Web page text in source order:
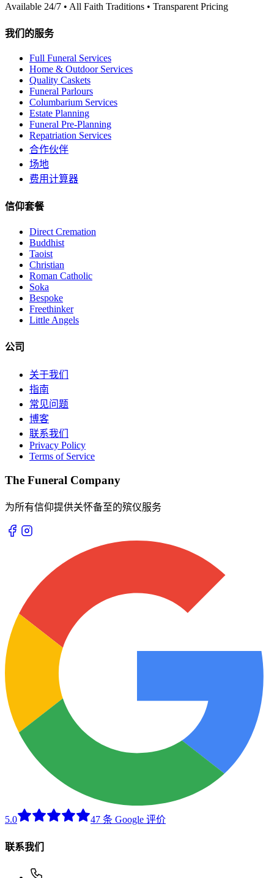
Available 24/7 • All Faith Traditions • Transparent Pricing
我们的服务
Full Funeral Services
Home & Outdoor Services
Quality Caskets
Funeral Parlours
Columbarium Services
Estate Planning
Funeral Pre-Planning
Repatriation Services
合作伙伴
场地
费用计算器
信仰套餐
Direct Cremation
Buddhist
Taoist
Christian
Roman Catholic
Soka
Bespoke
Freethinker
Little Angels
公司
关于我们
指南
常见问题
博客
联系我们
Privacy Policy
Terms of Service
The Funeral Company
为所有信仰提供关怀备至的殡仪服务
5.0 47 条 Google 评价
联系我们